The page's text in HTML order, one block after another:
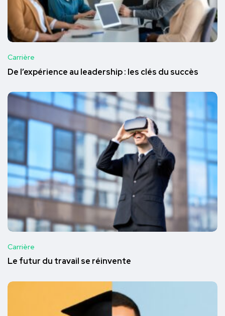
Carrière
De l’expérience au leadership : les clés du succès
Carrière
Le futur du travail se réinvente